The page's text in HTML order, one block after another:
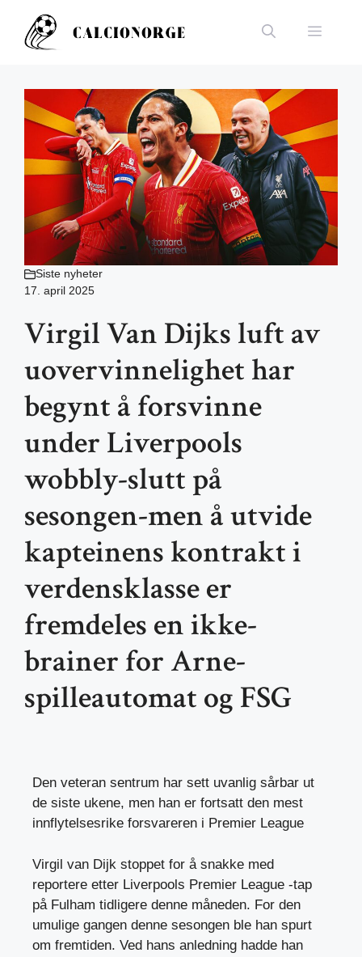
innhold
Meny
Siste nyheter
17. april 2025
Virgil Van Dijks luft av
uovervinnelighet har
begynt å forsvinne
under Liverpools
wobbly-slutt på
sesongen-men å utvide
kapteinens kontrakt i
verdensklasse er
fremdeles en ikke-
brainer for Arne-
spilleautomat og FSG
Den veteran sentrum har sett uvanlig sårbar ut
de siste ukene, men han er fortsatt den mest
innflytelsesrike forsvareren i Premier League
Virgil van Dijk stoppet for å snakke med
reportere etter Liverpools Premier League -tap
på Fulham tidligere denne måneden. For den
umulige gangen denne sesongen ble han spurt
om fremtiden. Ved hans anledning hadde han